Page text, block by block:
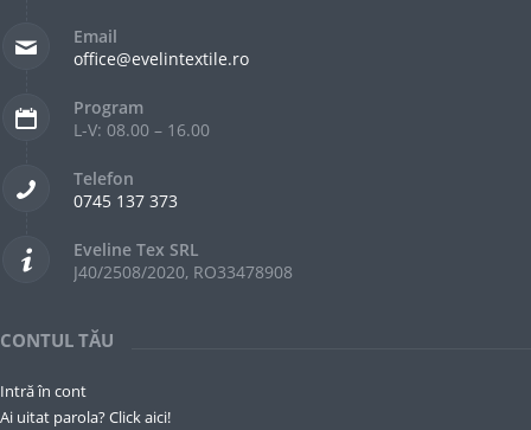
Email
office@evelintextile.ro
Program
L-V: 08.00 – 16.00
Telefon
0745 137 373
Eveline Tex SRL
J40/2508/2020, RO33478908
CONTUL TĂU
Intră în cont
Ai uitat parola? Click aici!